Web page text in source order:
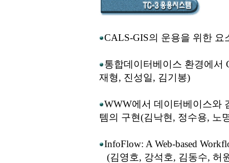
CALS-GIS의 운용을 위한 요
통합데이터베이스 환경에서
재형, 진성일, 김기봉)
WWW에서 데이터베이스와
템의 구현(김낙현, 정수용, 노
InfoFlow: A Web-based
(김영호, 강석호, 김동수, 허